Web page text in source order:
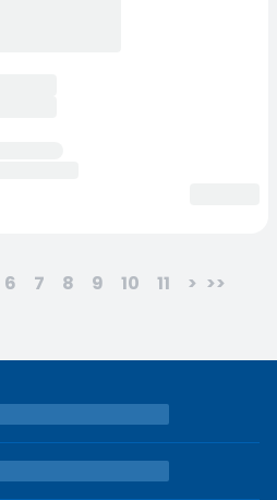
6 7 8 9 10 11 > >>